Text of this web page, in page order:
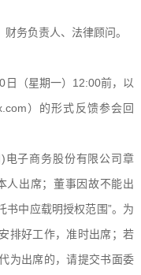
财务负责人、法律顾问。
日（星期一） 12:00前，
以
）的形式反馈参会回
)电子商务股份有限公司章
人出席；董事因故不能出
书中应载明授权范围”。为
排好工作，准时出席；若
为出席的，请提交书面委